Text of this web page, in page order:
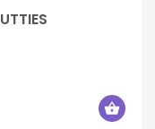
shopping_basket